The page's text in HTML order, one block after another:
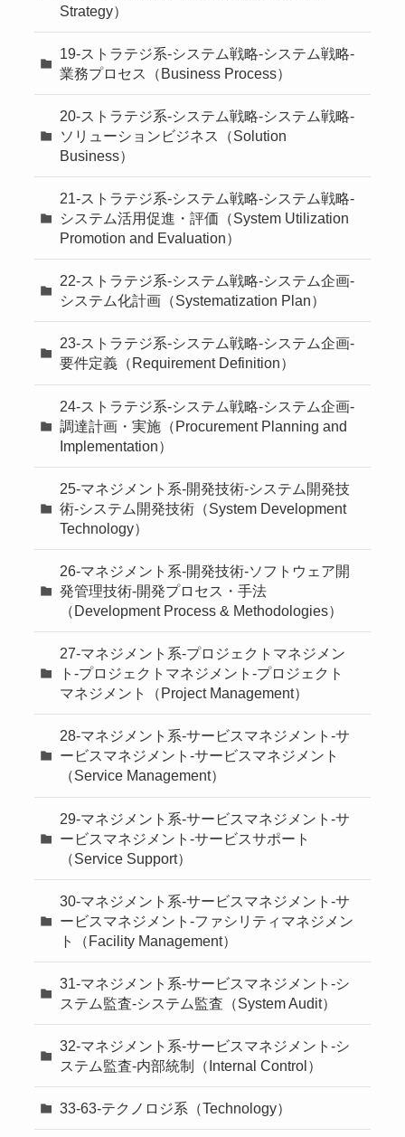
Strategy）
19-ストラテジ系-システム戦略-システム戦略-
業務プロセス（Business Process）
20-ストラテジ系-システム戦略-システム戦略-
ソリューションビジネス（Solution
Business）
21-ストラテジ系-システム戦略-システム戦略-
システム活用促進・評価（System Utilization
Promotion and Evaluation）
22-ストラテジ系-システム戦略-システム企画-
システム化計画（Systematization Plan）
23-ストラテジ系-システム戦略-システム企画-
要件定義（Requirement Definition）
24-ストラテジ系-システム戦略-システム企画-
調達計画・実施（Procurement Planning and
Implementation）
25-マネジメント系-開発技術-システム開発技
術-システム開発技術（System Development
Technology）
26-マネジメント系-開発技術-ソフトウェア開
発管理技術-開発プロセス・手法
（Development Process & Methodologies）
27-マネジメント系-プロジェクトマネジメン
ト-プロジェクトマネジメント-プロジェクト
マネジメント（Project Management）
28-マネジメント系-サービスマネジメント-サ
ービスマネジメント-サービスマネジメント
（Service Management）
29-マネジメント系-サービスマネジメント-サ
ービスマネジメント-サービスサポート
（Service Support）
30-マネジメント系-サービスマネジメント-サ
ービスマネジメント-ファシリティマネジメン
ト（Facility Management）
31-マネジメント系-サービスマネジメント-シ
ステム監査-システム監査（System Audit）
32-マネジメント系-サービスマネジメント-シ
ステム監査-内部統制（Internal Control）
33-63-テクノロジ系（Technology）